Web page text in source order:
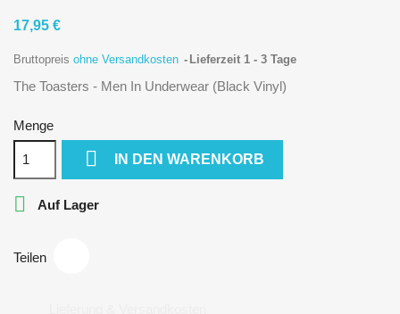
17,95 €
Bruttopreis ohne Versandkosten Lieferzeit 1 - 3 Tage
The Toasters - Men In Underwear (Black Vinyl)
Menge
 IN DEN WARENKORB
 Auf Lager
Teilen